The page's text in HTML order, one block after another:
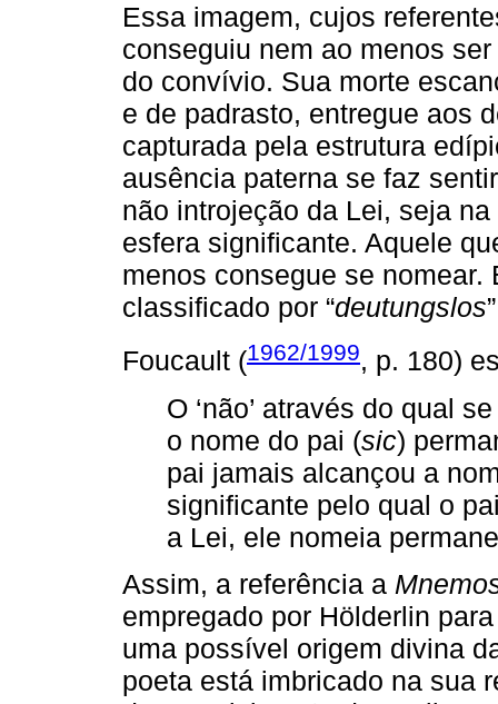
Essa imagem, cujos
conseguiu nem ao menos
do convívio. Sua morte
e de padrasto, entregue aos
capturada pela estrutura
ausência paterna se faz
não introjeção da Lei, seja
esfera significante. Aquele
menos consegue se
classificado por “deutungslos
Foucault (1962/1999, p. 180)
O ‘não’ através do qual
o nome do pai (sic)
pai jamais alcançou a
significante pelo qual o
a Lei, ele nomeia
Assim, a referência a
empregado por Hölderlin
uma possível origem divina
poeta está imbricado na sua